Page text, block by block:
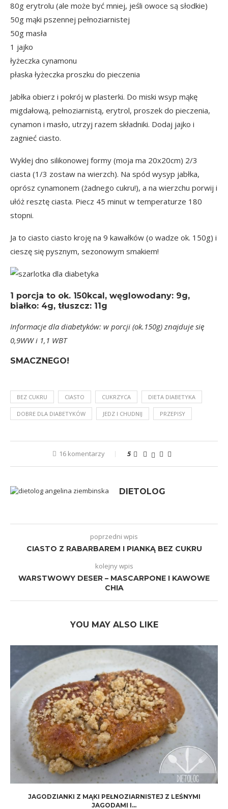
80g erytrolu (ale może być mniej, jeśli owoce są słodkie)
50g mąki pszennej pełnoziarnistej
50g masła
1 jajko
łyżeczka cynamonu
płaska łyżeczka proszku do pieczenia
Jabłka obierz i pokrój w plasterki. Do miski wsyp mąkę
migdałową, pełnoziarnistą, erytrol, proszek do pieczenia,
cynamon i masło, utrzyj razem składniki. Dodaj jajko i
zagnieć ciasto.
Wyklej dno silikonowej formy (moja ma 20x20cm) 2/3
ciasta (1/3 zostaw na wierzch). Na spód wysyp jabłka,
oprósz cynamonem (żadnego cukru!), a na wierzchu porwij i
ułóż resztę ciasta. Piecz 45 minut w temperaturze 180
stopni.
Ja to ciasto ciasto kroję na 9 kawałków (o wadze ok. 150g) i
cieszę się pysznym, sezonowym smakiem!
1 porcja to ok. 150kcal, węglowodany: 9g,
białko: 4g, tłuszcz: 11g
Informacje dla diabetyków: w porcji (ok.150g) znajduje się
0,9WW i 1,1 WBT
SMACZNEGO!
BEZ CUKRU CIASTO CUKRZYCA DIETA DIABETYKA
DOBRE DLA DIABETYKÓW JEDZ I CHUDNIJ PRZEPISY
16 komentarzy 5
DIETOLOG
poprzedni wpis
CIASTO Z RABARBAREM I PIANKĄ BEZ CUKRU
kolejny wpis
WARSTWOWY DESER – MASCARPONE I KAWOWE
CHIA
YOU MAY ALSO LIKE
JAGODZIANKI Z MĄKI PEŁNOZIARNISTEJ Z LEŚNYMI
JAGODAMI I...